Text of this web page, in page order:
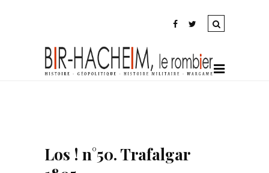
Los ! n°50. Trafalgar